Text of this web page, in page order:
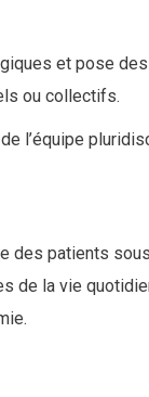
et pose
ou collectifs.
l’équipe
des patients
de la vie